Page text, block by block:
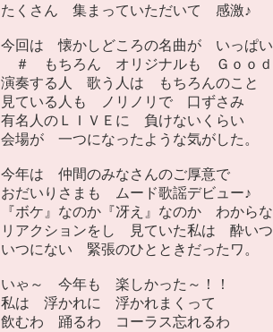
たくさん 集まっていただいて 感激♪
今回は 懐かしどころの名曲が いっぱ
＃ もちろん オリジナルも Ｇｏｏｄ
演奏する人 歌う人は もちろんのこと
見ている人も ノリノリで 口ずさみ
有名人のＬＩＶＥに 負けないくらい
会場が 一つになったような気がした。
今年は 仲間のみなさんのご厚意で
おだいりさまも ムード歌謡デビュー♪
『ボケ』なのか『冴え』なのか わから
リアクションをし 見ていた私は 酔いつ
いつにない 緊張のひとときだったワ。
いゃ～ 今年も 楽しかった～！！
私は 浮かれに 浮かれまくって
飲むわ 踊るわ コーラス忘れるわ